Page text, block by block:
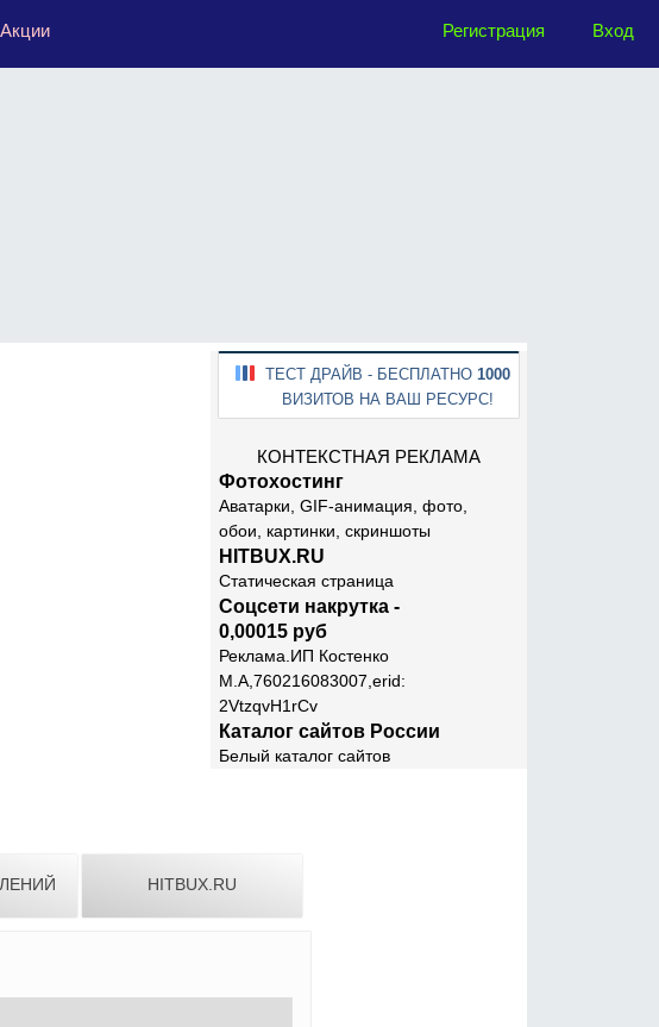
Акции Вход
Регистрация
ТЕСТ ДРАЙВ - БЕСПЛАТНО 1000
ВИЗИТОВ НА ВАШ РЕСУРС!
КОНТЕКСТНАЯ РЕКЛАМА
Фотохостинг
Аватарки, GIF-анимация, фото,
обои, картинки, скриншоты
HITBUX.RU
Статическая страница
Соцсети накрутка -
0,00015 руб
Реклама.ИП Костенко
М.А,760216083007,erid:
2VtzqvH1rCv
Каталог сайтов России
Белый каталог сайтов
HITBUX.RU